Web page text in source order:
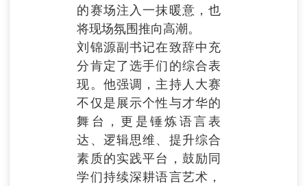
的赛场注入一抹暖意，也
将现场氛围推向高潮。
刘锦源副书记在致辞中充
分肯定了选手们的综合表
现。他强调，主持人大赛
不仅是展示个性与才华的
舞台，更是锤炼语言表
达、逻辑思维、提升综合
素质的实践平台，鼓励同
学们持续深耕语言艺术，